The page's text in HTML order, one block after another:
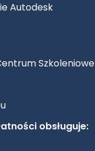
Autodesk
Szkoleniowe
obsługuje: